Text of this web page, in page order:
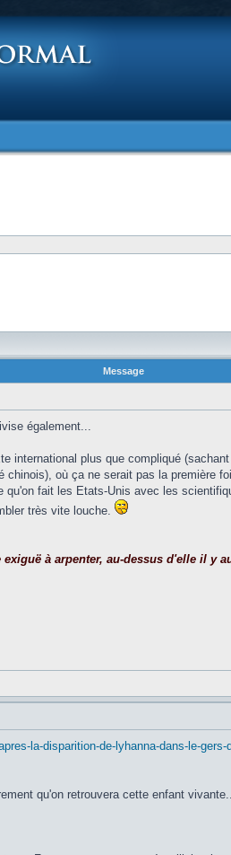
Message
également...
international plus que compliqué
chinois), où ça ne serait pas la première
fait les Etats-Unis avec les
très vite louche.
à arpenter, au-dessus d'elle il y
la-disparition-de-lyhanna-dans-le-
qu'on retrouvera cette enfant